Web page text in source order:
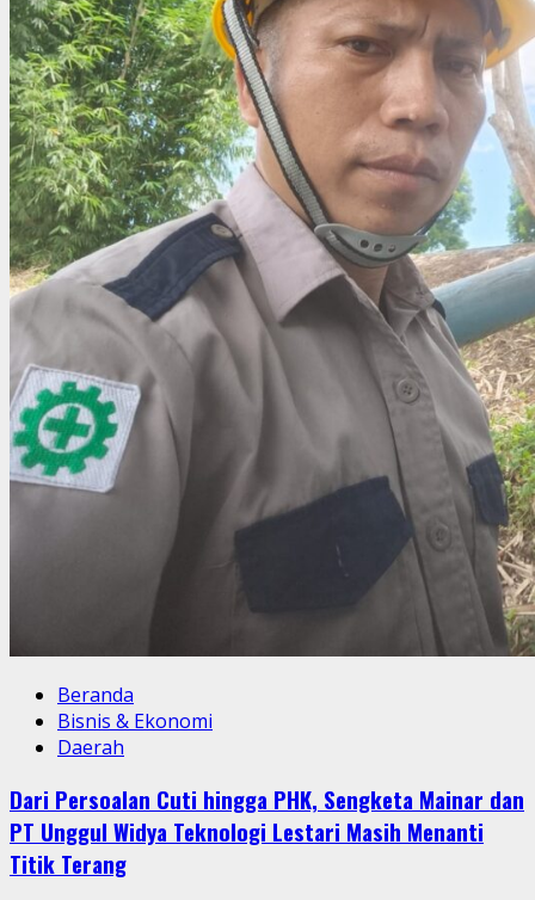
Beranda
Bisnis & Ekonomi
Daerah
Dari Persoalan Cuti hingga PHK, Sengketa Mainar dan
PT Unggul Widya Teknologi Lestari Masih Menanti
Titik Terang